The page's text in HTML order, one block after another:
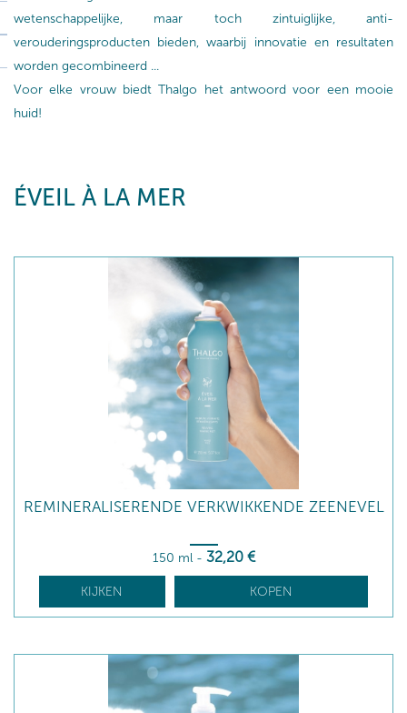
wetenschappelijke, maar toch zintuiglijke, anti-
verouderingsproducten bieden, waarbij innovatie en resultaten
worden gecombineerd ...
Voor elke vrouw biedt Thalgo het antwoord voor een mooie
huid!
ÉVEIL À LA MER
REMINERALISERENDE VERKWIKKENDE ZEENEVEL
150 ml - 32,20 €
KIJKEN KOPEN